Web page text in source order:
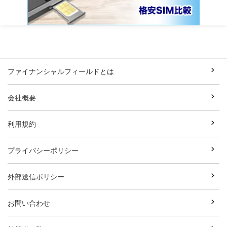
ファイナンシャルフィールドとは
会社概要
利用規約
プライバシーポリシー
外部送信ポリシー
お問い合わせ